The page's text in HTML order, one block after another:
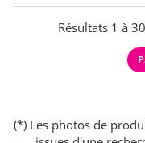
Résultats 1 à
(*) Les photos de